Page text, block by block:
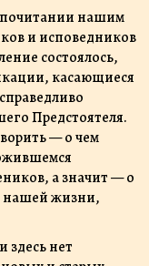
почитании нашим
и исповедников
состоялось,
касающиеся
Предстоятеля.
— о чем
а значит — о
нашей жизни,
здесь нет